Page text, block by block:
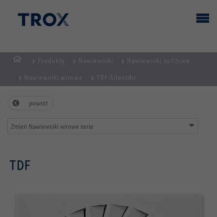
GŁÓWNA
Produkty Nawiewniki Nawiewniki sufitowe
Nawiewniki wirowe TDF-SilentAir
powrót
Zmień Nawiewniki wirowe serie
TDF